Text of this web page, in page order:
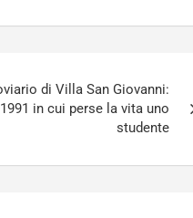
di Villa San Giovanni:
in cui perse la vita uno
studente